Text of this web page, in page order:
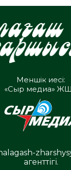
Меншік иесі:
«Сыр медиа»
агенттігі.